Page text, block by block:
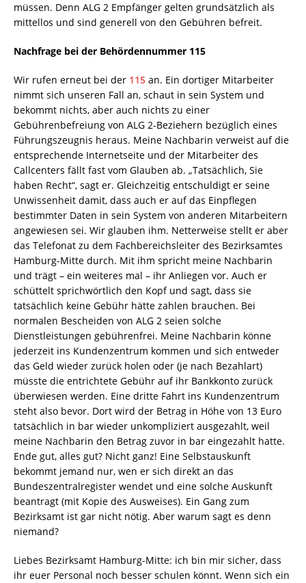
müssen. Denn ALG 2 Empfänger gelten grundsätzlich als
mittellos und sind generell von den Gebühren befreit.
Nachfrage bei der Behördennummer 115
Wir rufen erneut bei der 115 an. Ein dortiger Mitarbeiter
nimmt sich unseren Fall an, schaut in sein System und
bekommt nichts, aber auch nichts zu einer
Gebührenbefreiung von ALG 2-Beziehern bezüglich eines
Führungszeugnis heraus. Meine Nachbarin verweist auf die
entsprechende Internetseite und der Mitarbeiter des
Callcenters fällt fast vom Glauben ab. „Tatsächlich, Sie
haben Recht“, sagt er. Gleichzeitig entschuldigt er seine
Unwissenheit damit, dass auch er auf das Einpflegen
bestimmter Daten in sein System von anderen Mitarbeitern
angewiesen sei. Wir glauben ihm. Netterweise stellt er aber
das Telefonat zu dem Fachbereichsleiter des Bezirksamtes
Hamburg-Mitte durch. Mit ihm spricht meine Nachbarin
und trägt – ein weiteres mal – ihr Anliegen vor. Auch er
schüttelt sprichwörtlich den Kopf und sagt, dass sie
tatsächlich keine Gebühr hätte zahlen brauchen. Bei
normalen Bescheiden von ALG 2 seien solche
Dienstleistungen gebührenfrei. Meine Nachbarin könne
jederzeit ins Kundenzentrum kommen und sich entweder
das Geld wieder zurück holen oder (je nach Bezahlart)
müsste die entrichtete Gebühr auf ihr Bankkonto zurück
überwiesen werden. Eine dritte Fahrt ins Kundenzentrum
steht also bevor. Dort wird der Betrag in Höhe von 13 Euro
tatsächlich in bar wieder unkompliziert ausgezahlt, weil
meine Nachbarin den Betrag zuvor in bar eingezahlt hatte.
Ende gut, alles gut? Nicht ganz! Eine Selbstauskunft
bekommt jemand nur, wen er sich direkt an das
Bundeszentralregister wendet und eine solche Auskunft
beantragt (mit Kopie des Ausweises). Ein Gang zum
Bezirksamt ist gar nicht nötig. Aber warum sagt es denn
niemand?
Liebes Bezirksamt Hamburg-Mitte: ich bin mir sicher, dass
ihr euer Personal noch besser schulen könnt. Wenn sich ein